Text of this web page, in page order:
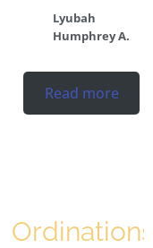
Lyubah
Humphrey A.
Read more